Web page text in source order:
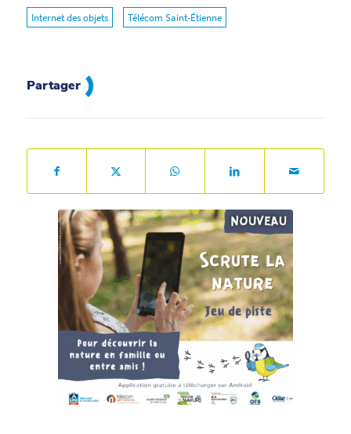
Internet des objets Télécom Saint-Étienne
Partager